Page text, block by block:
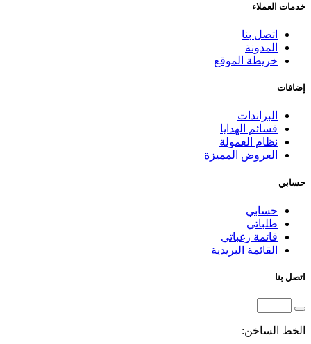
خدمات العملاء
اتصل بنا
المدونة
خريطة الموقع
إضافات
البراندات
قسائم الهدايا
نظام العمولة
العروض المميزة
حسابي
حسابي
طلباتي
قائمة رغباتي
القائمة البريدية
اتصل بنا
الخط الساخن: